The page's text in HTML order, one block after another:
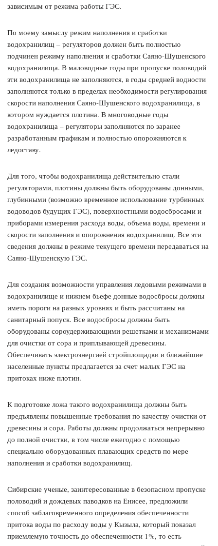
зависимым от режима работы ГЭС.
По моему замыслу режим наполнения и сработки
водохранилищ – регуляторов должен быть полностью
подчинен режиму наполнения и сработки Саяно-Шушенского
водохранилища. В маловодные годы при пропуске половодий
эти водохранилища не заполняются, в годы средней водности
заполняются только в пределах необходимости регулирования
скорости наполнения Саяно-Шушенского водохранилища, в
котором нуждается плотина. В многоводные годы
водохранилища – регуляторы заполняются по заранее
разработанным графикам и полностью опорожняются к
ледоставу.
Для того, чтобы водохранилища действительно стали
регуляторами, плотины должны быть оборудованы донными,
глубинными (возможно временное использование турбинных
водоводов будущих ГЭС), поверхностными водосбросами и
приборами измерения расхода воды, объема воды, времени и
скорости заполнения и опорожнения водохранилищ. Все эти
сведения должны в режиме текущего времени передаваться на
Саяно-Шушенскую ГЭС.
Для создания возможности управления ледовыми режимами в
водохранилище и нижнем бьефе донные водосбросы должны
иметь пороги на разных уровнях и быть рассчитаны на
санитарный попуск. Все водосбросы должны быть
оборудованы сороудерживающими решетками и механизмами
для очистки от сора и приплывающей древесины.
Обеспечивать электроэнергией стройплощадки и ближайшие
населенные пункты предлагается за счет малых ГЭС на
притоках ниже плотин.
К подготовке ложа такого водохранилища должны быть
предъявлены повышенные требования по качеству очистки от
древесины и сора. Работы должны продолжаться непрерывно
до полной очистки, в том числе ежегодно с помощью
специально оборудованных плавающих средств по мере
наполнения и сработки водохранилищ.
Сибирские ученые, заинтересованные в безопасном пропуске
половодий и дождевых паводков на Енисее, предложили
способ заблаговременного определения обеспеченности
притока воды по расходу воды у Кызыла, который показал
приемлемую точность до обеспеченности 1%, то есть